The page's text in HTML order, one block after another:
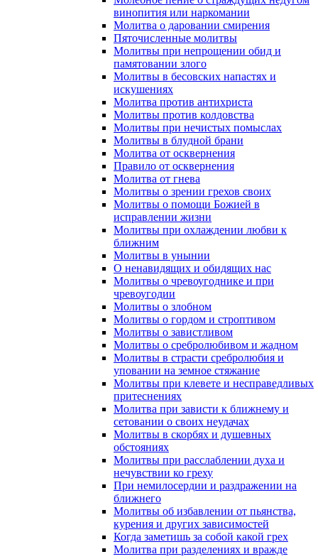
винопития или наркомании
Молитва о даровании смирения
Пяточисленные молитвы
Молитвы при непрощении обид и
памятовании злого
Молитвы в бесовских напастях и
искушениях
Молитва против антихриста
Молитвы против колдовства
Молитвы при нечистых помыслах
Молитвы в блудной брани
Молитва от осквернения
Правило от осквернения
Молитва от гнева
Молитвы о зрении грехов своих
Молитвы о помощи Божией в
исправлении жизни
Молитвы при охлаждении любви к
ближним
Молитвы в унынии
О ненавидящих и обидящих нас
Молитвы о чревоугоднике и при
чревоугодии
Молитвы о злобном
Молитвы о гордом и строптивом
Молитвы о завистливом
Молитвы о сребролюбивом и жадном
Молитвы в страсти сребролюбия и
уповании на земное стяжание
Молитвы при клевете и несправедливых
притеснениях
Молитва при зависти к ближнему и
сетовании о своих неудачах
Молитвы в скорбях и душевных
обстояниях
Молитвы при расслаблении духа и
нечувствии ко греху
При немилосердии и раздражении на
ближнего
Молитвы об избавлении от пьянства,
курения и других зависимостей
Когда заметишь за собой какой грех
Молитва при разделениях и вражде